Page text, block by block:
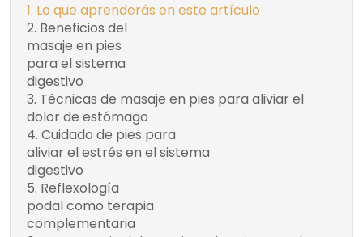
Lo que aprenderás en este artículo
Beneficios del
masaje en pies
para el sistema
digestivo
Técnicas de masaje en pies para aliviar el
dolor de estómago
Cuidado de pies para
aliviar el estrés en el sistema
digestivo
Reflexología
podal como terapia
complementaria